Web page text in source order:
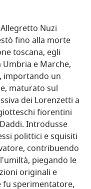
Nuzi
fino alla morte
toscana, egli
e Marche,
importando un
maturato sul
dei Lorenzetti a
fiorentini
Introdusse
polittici e squisiti
contribuendo
piegando le
originali e
fu sperimentatore,